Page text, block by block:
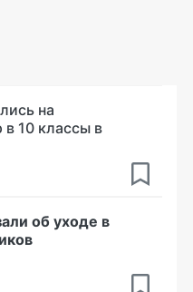
на
10 классы в
об уходе в